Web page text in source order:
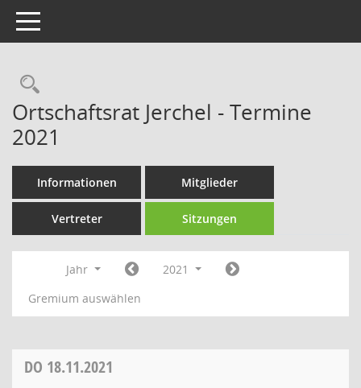
Toggle navigation
Rechercheauswahl
Ortschaftsrat Jerchel - Termine
2021
Informationen Mitglieder
Vertreter Sitzungen
Jahr
2021
Gremium auswählen
DO 18.11.2021